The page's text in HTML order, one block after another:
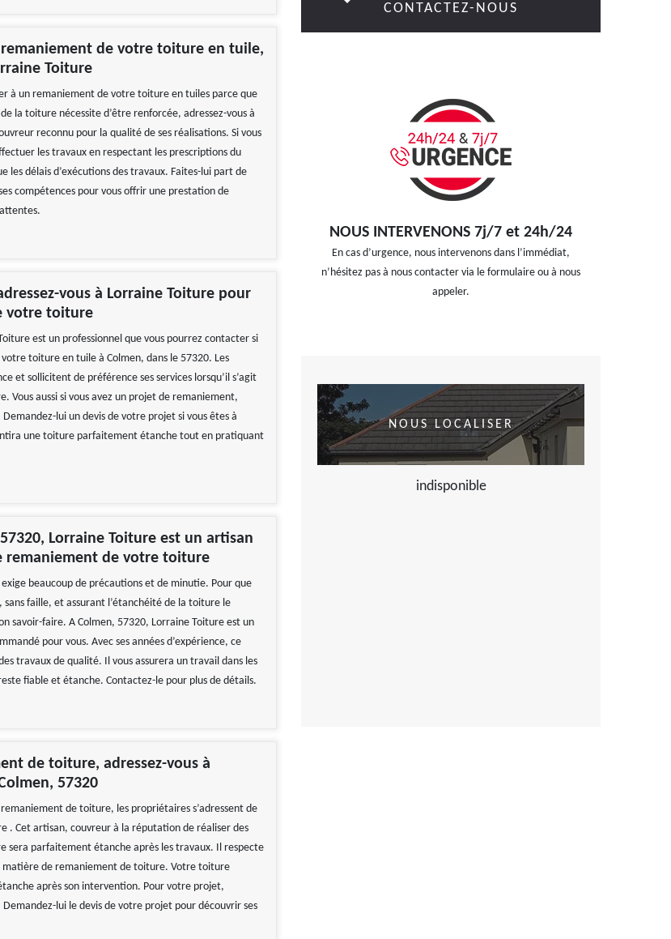
remaniement de votre toiture en tuile,
Toiture
à un remaniement de votre toiture en tuiles parce que
la toiture nécessite d’être renforcée, adressez-vous à
reconnu pour la qualité de ses réalisations. Si vous
les travaux en respectant les prescriptions du
les délais d’exécutions des travaux. Faites-lui part de
compétences pour vous offrir une prestation de
vous à Lorraine Toiture pour
votre toiture
est un professionnel que vous pourrez contacter si
toiture en tuile à Colmen, dans le 57320. Les
et sollicitent de préférence ses services lorsqu’il s’agit
Vous aussi si vous avez un projet de remaniement,
lui un devis de votre projet si vous êtes à
une toiture parfaitement étanche tout en pratiquant
Lorraine Toiture est un artisan
remaniement de votre toiture
beaucoup de précautions et de minutie. Pour que
sans faille, et assurant l’étanchéité de la toiture le
savoir-faire. A Colmen, 57320, Lorraine Toiture est un
pour vous. Avec ses années d’expérience, ce
travaux de qualité. Il vous assurera un travail dans les
fiable et étanche. Contactez-le pour plus de détails.
de toiture, adressez-vous à
57320
remaniement de toiture, les propriétaires s’adressent de
. Cet artisan, couvreur à la réputation de réaliser des
sera parfaitement étanche après les travaux. Il respecte
matière de remaniement de toiture. Votre toiture
après son intervention. Pour votre projet,
Demandez-lui le devis de votre projet pour découvrir ses
CONTACTEZ-NOUS
NOUS INTERVENONS 7j/7 et 24h/24
En cas d’urgence, nous intervenons dans l’immédiat,
n’hésitez pas à nous contacter via le formulaire ou à nous
appeler.
NOUS LOCALISER
indisponible